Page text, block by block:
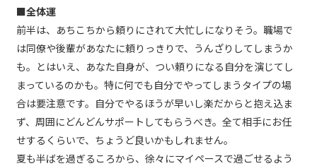
■全体運
前半は、あちこちから頼りにされて大忙しになりそう。職場で
は同僚や後輩があなたに頼りっきりで、うんざりしてしまうか
も。とはいえ、あなた自身が、つい頼りになる自分を演じてし
まっているのかも。特に何でも自分でやってしまうタイプの場
合は要注意です。自分でやるほうが早いし楽だからと抱え込ま
ず、周囲にどんどんサポートしてもらうべき。全て相手にお任
せするくらいで、ちょうど良いかもしれません。
夏も半ばを過ぎるころから、徐々にマイペースで過ごせるよう